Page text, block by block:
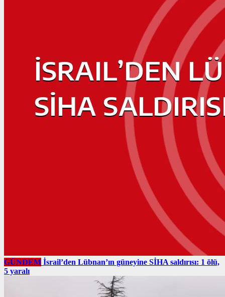
GÜNDEM İsrail’den Lübnan’ın güneyine SİHA saldırısı: 1 ölü,
5 yaralı